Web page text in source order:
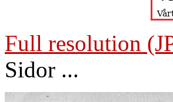
Full resolution
Sidor ...